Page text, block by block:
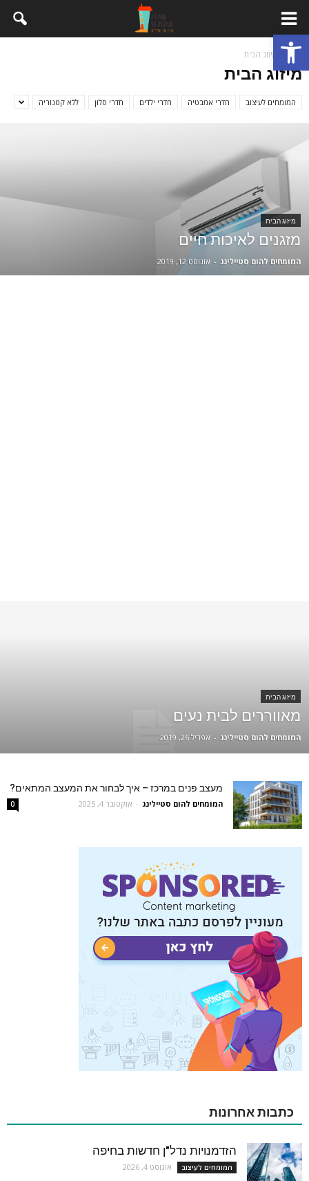
פתח סרגל נגישות
בית מיזוג הבית
מיזוג הבית
המומחים לעיצוב חדרי אמבטיה חדרי ילדים חדרי סלון ללא קטגוריה
מיזוג הבית
מזגנים לאיכות חיים
המומחים להום סטיילינג - אוגוסט 12, 2019
מיזוג הבית
מאווררים לבית נעים
המומחים להום סטיילינג - אפריל 26, 2019
מעצב פנים במרכז – איך לבחור את המעצב המתאים?
המומחים להום סטיילינג - אוקטובר 4, 2025 0
כתבות אחרונות
הזדמנויות נדל"ן חדשות בחיפה
המומחים לעיצוב אוגוסט 4, 2026